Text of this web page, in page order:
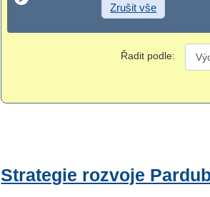
Zrušit vše
Řadit podle:
Strategie rozvoje